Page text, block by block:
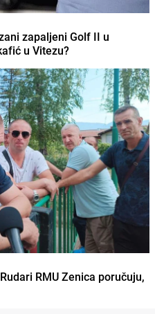
zapaljeni Golf II u
u Vitezu?
RMU Zenica poručuju,